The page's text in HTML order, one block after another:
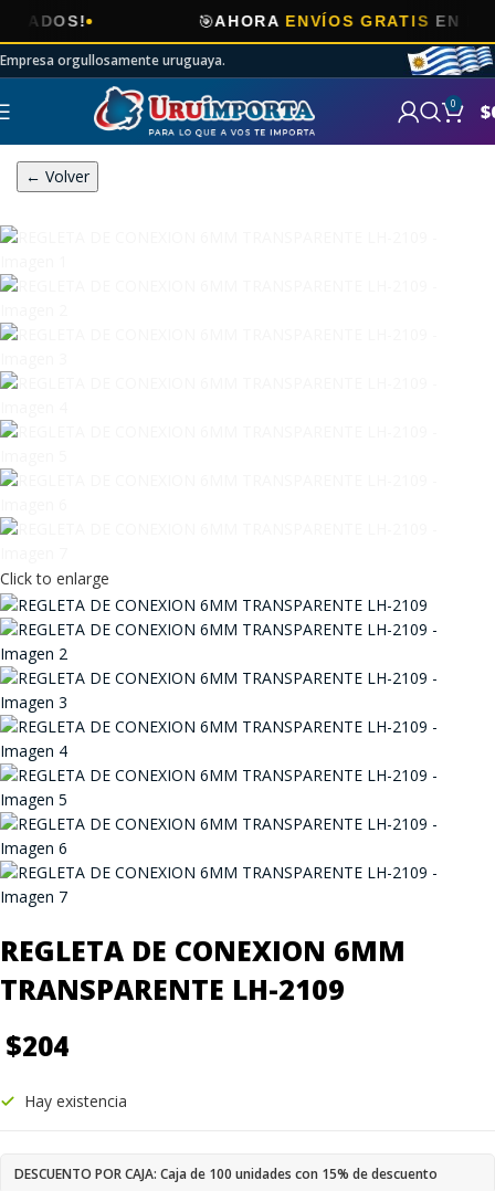
AHORAENVÍOS GRATISEN
Empresa orgullosamente uruguaya.
0 $
← Volver
Click to enlarge
REGLETA DE CONEXION 6MM
TRANSPARENTE LH-2109
$204
Hay existencia
DESCUENTO POR CAJA: Caja de 100 unidades con 15% de descuento